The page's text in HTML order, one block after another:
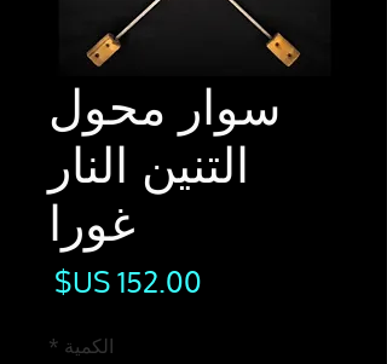
سوار محول
التنين النار
غورا
الكمية *